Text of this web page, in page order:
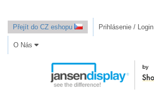
Přejít do CZ eshopu Prihlásenie / Login
O Nás